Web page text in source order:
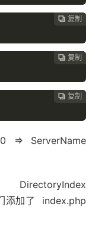
 复制
 复制
 复制
 复制
 复制
 复制
 复制
 复制
 复制
 复制
 复制
 复制
=> ServerName
添加了 index.php